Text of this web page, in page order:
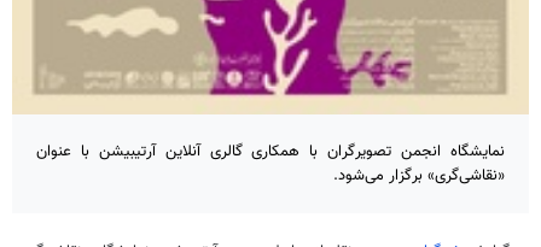
نمایشگاه انجمن تصویرگران با همکاری گالری آنلاین آرتیبیشن با عنوان
«نقاشی‌گری» برگزار می‌شود.